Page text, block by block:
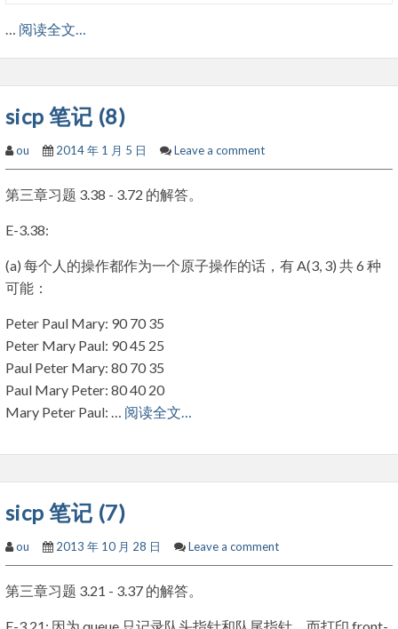
… 阅读全文…
sicp 笔记 (8)
ou 2014 年 1 月 5 日 Leave a comment
第三章习题 3.38 - 3.72 的解答。
E-3.38:
(a) 每个人的操作都作为一个原子操作的话，有 A(3, 3) 共 6 种
可能：
Peter Paul Mary: 90 70 35
Peter Mary Paul: 90 45 25
Paul Peter Mary: 80 70 35
Paul Mary Peter: 80 40 20
Mary Peter Paul: … 阅读全文…
sicp 笔记 (7)
ou 2013 年 10 月 28 日 Leave a comment
第三章习题 3.21 - 3.37 的解答。